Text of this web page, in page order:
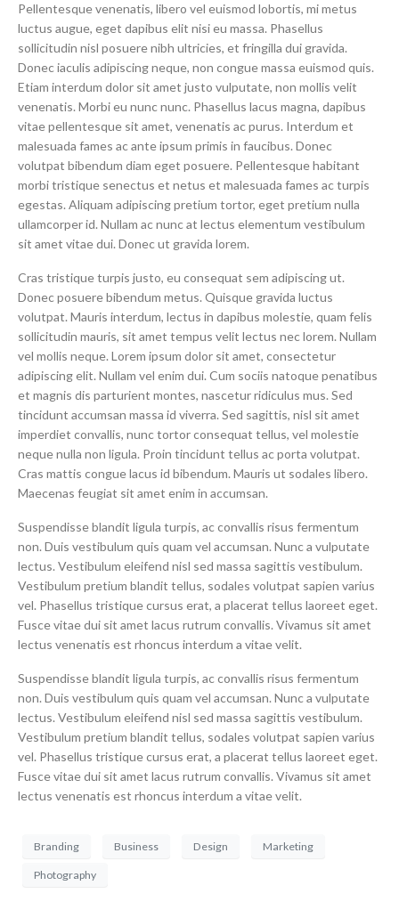
Pellentesque venenatis, libero vel euismod lobortis, mi metus
luctus augue, eget dapibus elit nisi eu massa. Phasellus
sollicitudin nisl posuere nibh ultricies, et fringilla dui gravida.
Donec iaculis adipiscing neque, non congue massa euismod quis.
Etiam interdum dolor sit amet justo vulputate, non mollis velit
venenatis. Morbi eu nunc nunc. Phasellus lacus magna, dapibus
vitae pellentesque sit amet, venenatis ac purus. Interdum et
malesuada fames ac ante ipsum primis in faucibus. Donec
volutpat bibendum diam eget posuere. Pellentesque habitant
morbi tristique senectus et netus et malesuada fames ac turpis
egestas. Aliquam adipiscing pretium tortor, eget pretium nulla
ullamcorper id. Nullam ac nunc at lectus elementum vestibulum
sit amet vitae dui. Donec ut gravida lorem.
Cras tristique turpis justo, eu consequat sem adipiscing ut.
Donec posuere bibendum metus. Quisque gravida luctus
volutpat. Mauris interdum, lectus in dapibus molestie, quam felis
sollicitudin mauris, sit amet tempus velit lectus nec lorem. Nullam
vel mollis neque. Lorem ipsum dolor sit amet, consectetur
adipiscing elit. Nullam vel enim dui. Cum sociis natoque penatibus
et magnis dis parturient montes, nascetur ridiculus mus. Sed
tincidunt accumsan massa id viverra. Sed sagittis, nisl sit amet
imperdiet convallis, nunc tortor consequat tellus, vel molestie
neque nulla non ligula. Proin tincidunt tellus ac porta volutpat.
Cras mattis congue lacus id bibendum. Mauris ut sodales libero.
Maecenas feugiat sit amet enim in accumsan.
Suspendisse blandit ligula turpis, ac convallis risus fermentum
non. Duis vestibulum quis quam vel accumsan. Nunc a vulputate
lectus. Vestibulum eleifend nisl sed massa sagittis vestibulum.
Vestibulum pretium blandit tellus, sodales volutpat sapien varius
vel. Phasellus tristique cursus erat, a placerat tellus laoreet eget.
Fusce vitae dui sit amet lacus rutrum convallis. Vivamus sit amet
lectus venenatis est rhoncus interdum a vitae velit.
Suspendisse blandit ligula turpis, ac convallis risus fermentum
non. Duis vestibulum quis quam vel accumsan. Nunc a vulputate
lectus. Vestibulum eleifend nisl sed massa sagittis vestibulum.
Vestibulum pretium blandit tellus, sodales volutpat sapien varius
vel. Phasellus tristique cursus erat, a placerat tellus laoreet eget.
Fusce vitae dui sit amet lacus rutrum convallis. Vivamus sit amet
lectus venenatis est rhoncus interdum a vitae velit.
Branding Business Design Marketing
Photography